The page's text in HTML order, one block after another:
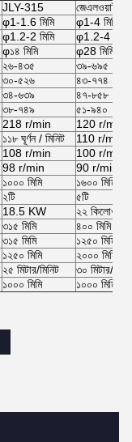
JLY-315
জেএলওয়াই-
φ1-1.6 মিমি
φ1-4 মিমি
φ1.2-2 মিমি
φ1.2-4 মিমি
φ১৪ মিমি φ28 মিমি
২৬-৪৩৫
৩৯-৬৯৫
৩০-৫২৬
৪৩-৭৭৪
৩৪-৬৩৯
৪৭-৮৫৮
৩৮-৭৪৯ ৫১-৯৪০
218 r/min
120 r/min
১১৮ ঘূর্ণন / মিনিট
110 r/min
108 r/min
100 r/min
98 r/min
90 r/min
১০০০ মিমি
১৬০০ মিমি
২টি
৫টি
18.5 KW
২২ কিলোওয়াট
৩১৫ মিমি
৪০০ মিমি
৩১৫ মিমি
১২৫০ মিমি
১২৫০ মিমি
২০০০ মিমি
২৫ মিটার/মিনিট
৩০ মিটার/মিনিট
১০০০ মিমি ১০০০ মিমি